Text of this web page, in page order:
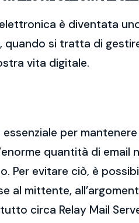
è diventata
quando si tratta di
vita digitale.
essenziale per
quantità di
Per evitare ciò, è
al mittente,
circa Relay Mail